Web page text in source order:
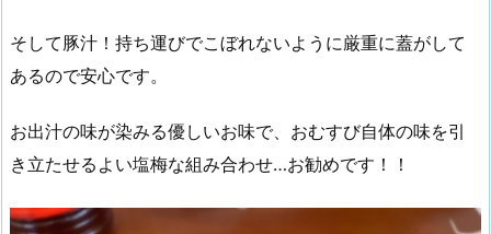
そして豚汁！持ち運びでこぼれないように厳重に蓋がして
あるので安心です。
お出汁の味が染みる優しいお味で、おむすび自体の味を引
き立たせるよい塩梅な組み合わせ…お勧めです！！